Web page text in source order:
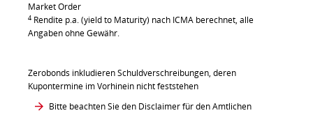
Market Order
4 Rendite p.a. (yield to Maturity) nach ICMA berechnet, alle
Angaben ohne Gewähr.
Zerobonds inkludieren Schuldverschreibungen, deren
Kupontermine im Vorhinein nicht feststehen
Bitte beachten Sie den Disclaimer für den Amtlichen